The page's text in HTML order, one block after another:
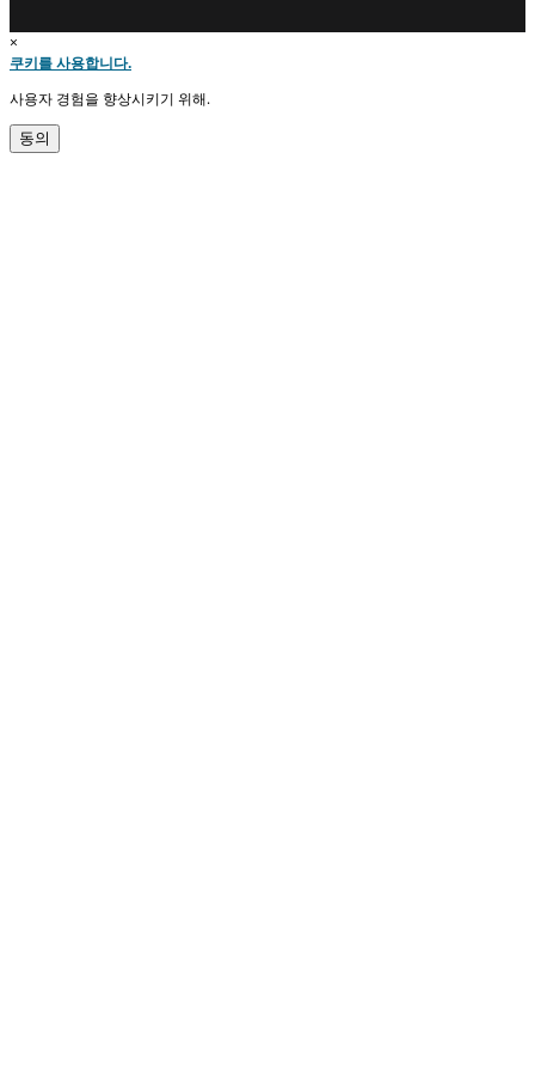
×
쿠키를 사용합니다.
사용자 경험을 향상시키기 위해.
동의